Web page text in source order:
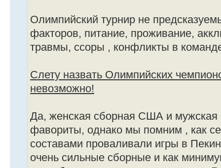
Олимпийский турнир не
факторов, питание, проживание,
травмы, ссоры , конфликты в
Слету назвать Олимпийских
невозможно!
Да, женская сборная США и мужская
фавориты, однако мы помним , как
составами проваливали игры в
очень сильные сборные и как